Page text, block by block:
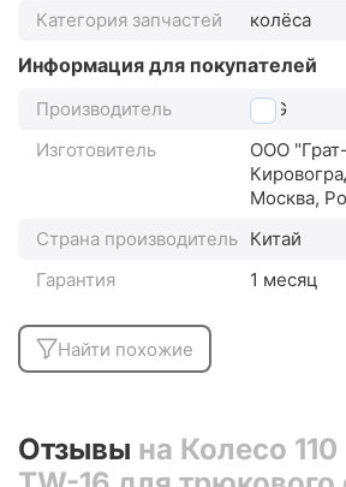
Категория запчастей
колёса
Информация для покупателей
Производитель
STG
Изготовитель
ООО
Москва,
Страна производитель Китай
Гарантия
1 месяц
Найти похожие
Отзывы на Колесо